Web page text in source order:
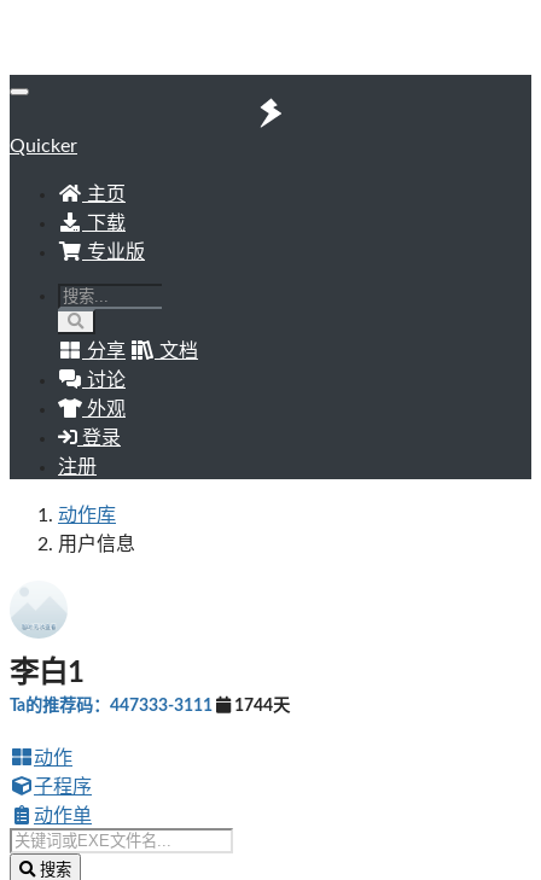
Quicker
主页
下载
专业版
分享
文档
讨论
外观
登录
注册
动作库
用户信息
李白1
Ta的推荐码：447333-3111 1744天
动作
子程序
动作单
搜索